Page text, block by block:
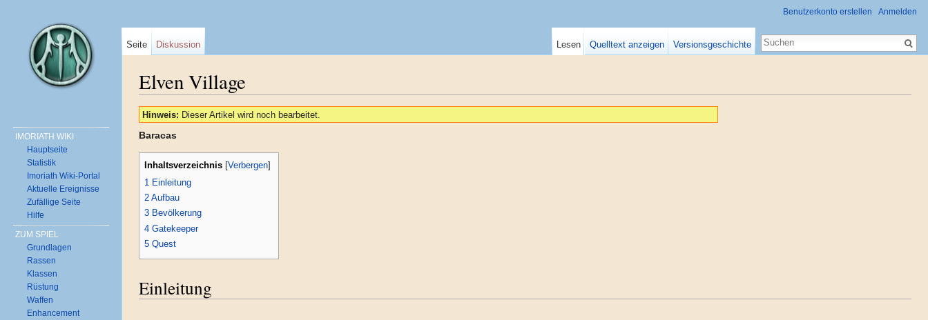
Elven Village
Hinweis: Dieser Artikel wird noch bearbeitet.
Baracas
Inhaltsverzeichnis [Verbergen]
1 Einleitung
2 Aufbau
3 Bevölkerung
4 Gatekeeper
5 Quest
Einleitung
Benutzerkonto erstellen Anmelden
Seite Diskussion Lesen Quelltext anzeigen Versionsgeschichte
IMORIATH WIKI
Hauptseite
Statistik
Imoriath Wiki-Portal
Aktuelle Ereignisse
Zufällige Seite
Hilfe
ZUM SPIEL
Grundlagen
Rassen
Klassen
Rüstung
Waffen
Enhancement